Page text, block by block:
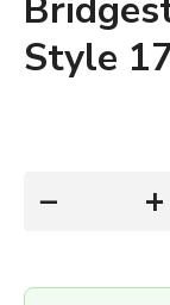
Style
− +